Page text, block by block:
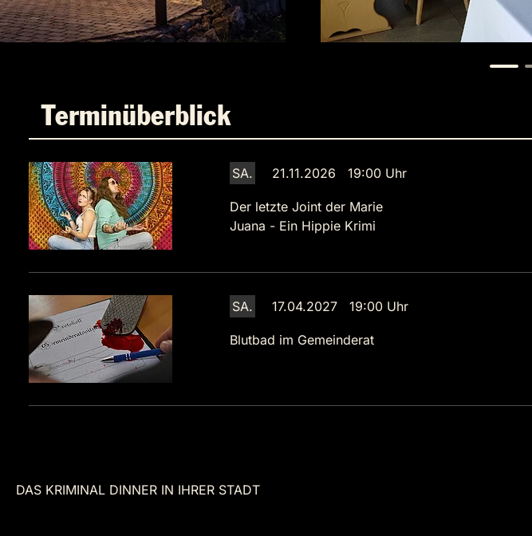
Terminüberblick
SA. 21.11.2026 19:00 Uhr
Der letzte Joint der Marie
Juana - Ein Hippie Krimi
SA. 17.04.2027 19:00 Uhr
Blutbad im Gemeinderat
DAS KRIMINAL DINNER IN IHRER STADT